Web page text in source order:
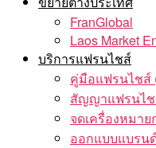
FranGlobal
Laos Market
บริการแฟรนไชส์
คู่มือแฟรนไชส์
สัญญาแฟรนไ
จดเครื่องหมาย
ออกแบบแบรน